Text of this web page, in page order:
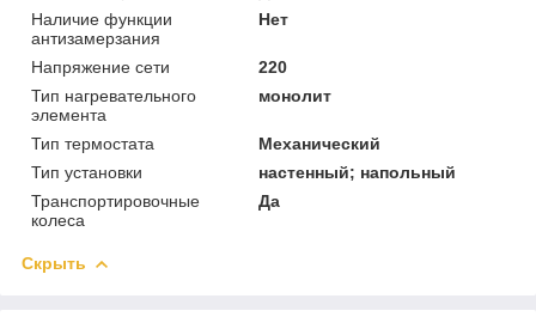
Наличие функции
антизамерзания
Нет
Напряжение сети
220
Тип нагревательного
элемента
монолит
Тип термостата
Механический
Тип установки
настенный; напольный
Транспортировочные
колеса
Да
Скрыть